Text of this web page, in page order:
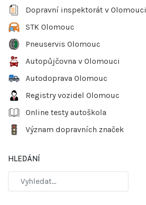
Dopravní inspektorát v Olomouci
STK Olomouc
Pneuservis Olomouc
Autopůjčovna v Olomouci
Autodoprava Olomouc
Registry vozidel Olomouc
Online testy autoškola
Význam dopravních značek
HLEDÁNÍ